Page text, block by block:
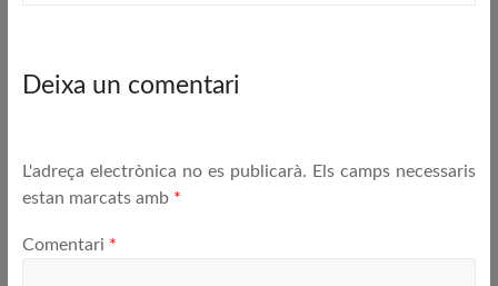
Deixa un comentari
L'adreça electrònica no es publicarà. Els camps necessaris
estan marcats amb *
Comentari *